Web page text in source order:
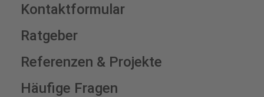
Kontaktformular
Ratgeber
Referenzen & Projekte
Häufige Fragen